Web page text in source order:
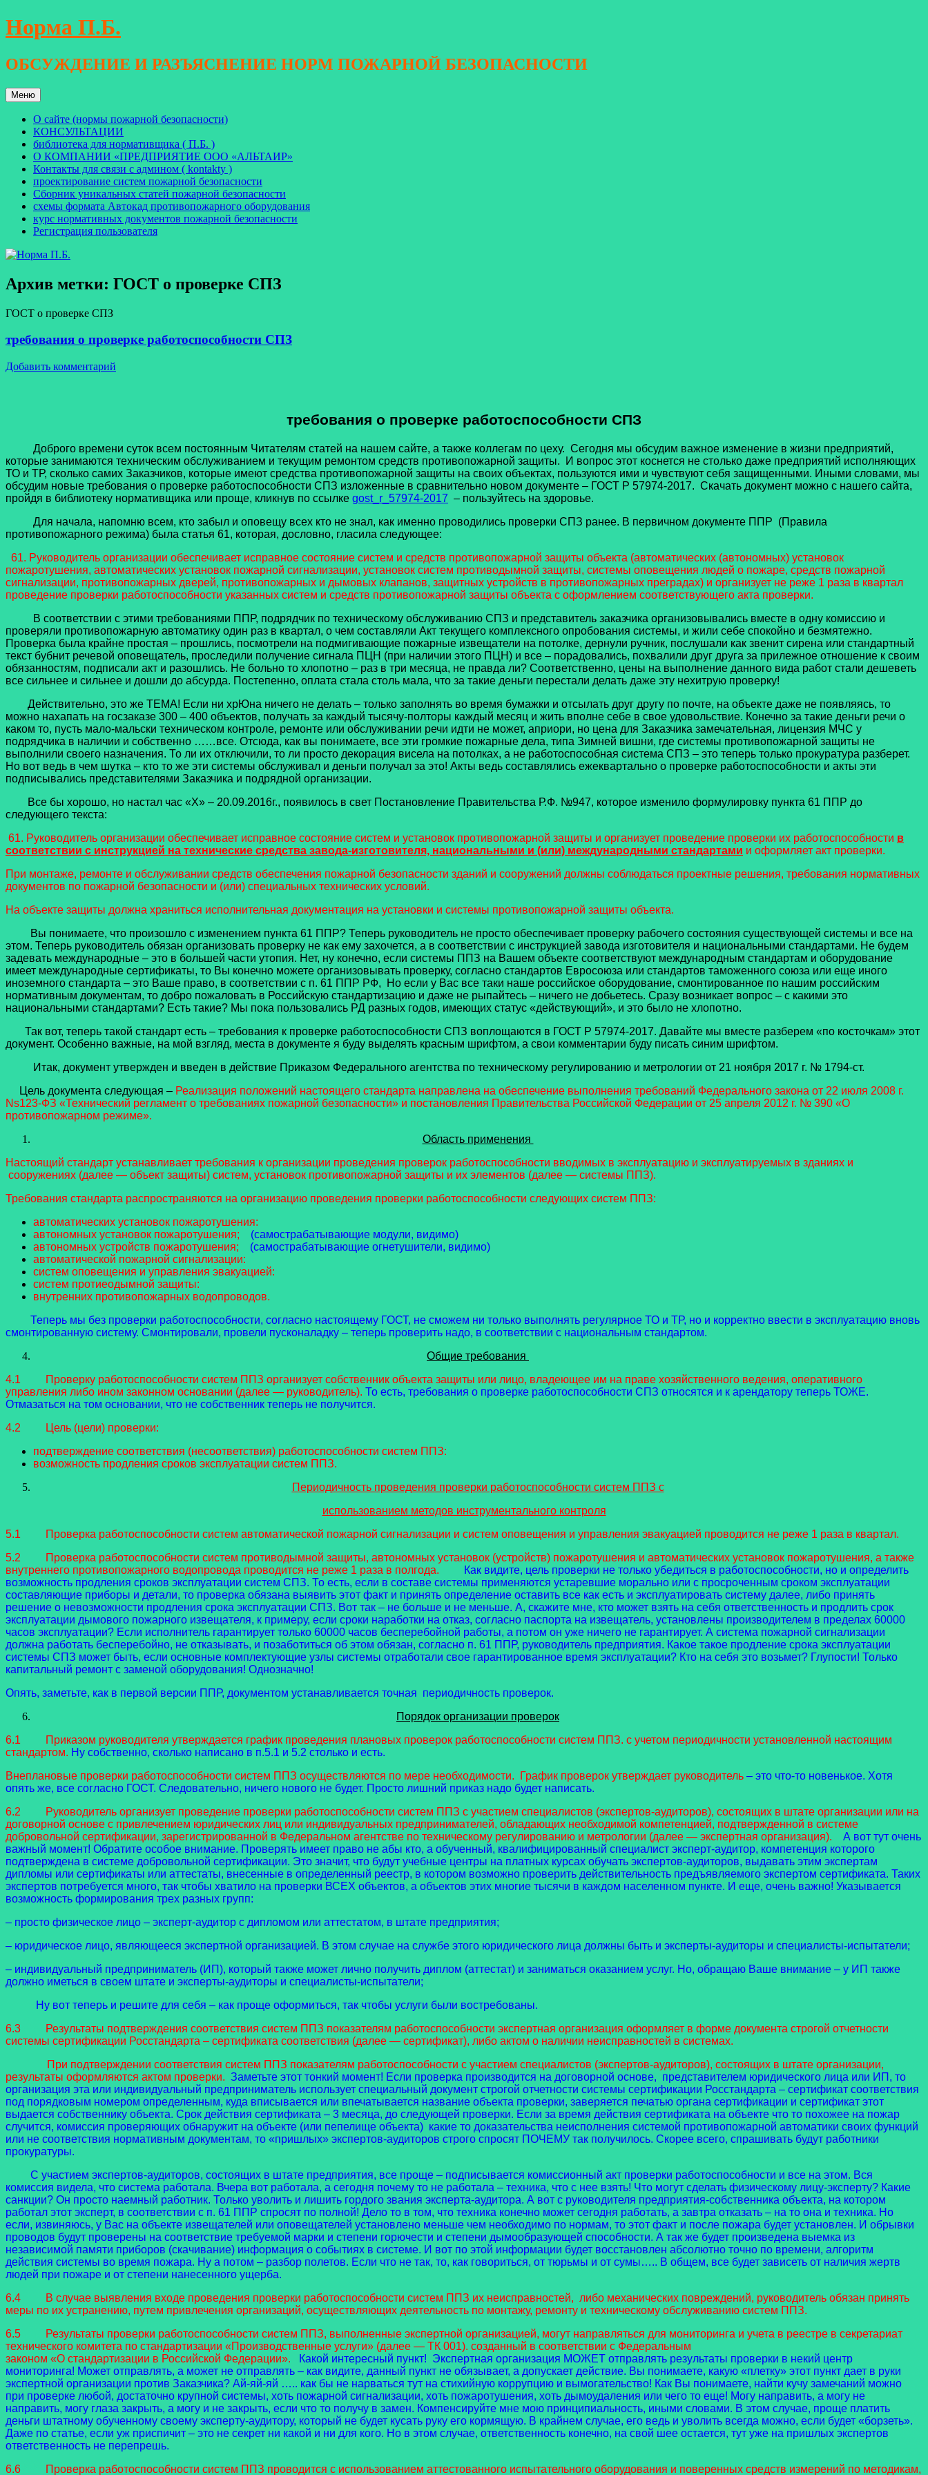
Перейти
к
Норма П.Б.
ОБСУЖДЕНИЕ И РАЗЪЯСНЕНИЕ НОРМ ПОЖАРНОЙ БЕЗОПАСНОСТИ
Меню
О сайте (нормы пожарной безопасности)
КОНСУЛЬТАЦИИ
библиотека для нормативщика ( П.Б. )
О КОМПАНИИ «ПРЕДПРИЯТИЕ ООО «АЛЬТАИР»
Контакты для связи с админом ( kontakty )
проектирование систем пожарной безопасности
Сборник уникальных статей пожарной безопасности
схемы формата Автокад противопожарного оборудования
курс нормативных документов пожарной безопасности
Регистрация пользователя
Архив метки: ГОСТ о проверке СПЗ
ГОСТ о проверке СПЗ
требования о проверке работоспособности СПЗ
Добавить комментарий
требования о проверке работоспособности СПЗ
Доброго времени суток всем постоянным Читателям статей на нашем сайте, а также коллегам по цеху. Сегодня мы обсудим важное изменение в жизни предприятий,
которые занимаются техническим обслуживанием и текущим ремонтом средств противопожарной защиты. И вопрос этот коснется не столько даже предприятий исполняющих
ТО и ТР, сколько самих Заказчиков, которые имеют средства противопожарной защиты на своих объектах, пользуются ими и чувствуют себя защищенными. Иными словами, мы
обсудим новые требования о проверке работоспособности СПЗ изложенные в сравнительно новом документе – ГОСТ Р 57974-2017. Скачать документ можно с нашего сайта,
пройдя в библиотеку нормативщика или проще, кликнув по ссылке gost_r_57974-2017 – пользуйтесь на здоровье.
Для начала, напомню всем, кто забыл и оповещу всех кто не знал, как именно проводились проверки СПЗ ранее. В первичном документе ППР (Правила
противопожарного режима) была статья 61, которая, дословно, гласила следующее:
61. Руководитель организации обеспечивает исправное состояние систем и средств противопожарной защиты объекта (автоматических (автономных) установок
пожаротушения, автоматических установок пожарной сигнализации, установок систем противодымной защиты, системы оповещения людей о пожаре, средств пожарной
сигнализации, противопожарных дверей, противопожарных и дымовых клапанов, защитных устройств в противопожарных преградах) и организует не реже 1 раза в квартал
проведение проверки работоспособности указанных систем и средств противопожарной защиты объекта с оформлением соответствующего акта проверки.
В соответствии с этими требованиями ППР, подрядчик по техническому обслуживанию СПЗ и представитель заказчика организовывались вместе в одну комиссию и
проверяли противопожарную автоматику один раз в квартал, о чем составляли Акт текущего комплексного опробования системы, и жили себе спокойно и безмятежно.
Проверка была крайне простая – прошлись, посмотрели на подмигивающие пожарные извещатели на потолке, дернули ручник, послушали как звенит сирена или стандартный
текст бубнит речевой оповещатель, проследили получение сигнала ПЦН (при наличии этого ПЦН) и все – порадовались, похвалили друг друга за прилежное отношение к своим
обязанностям, подписали акт и разошлись. Не больно то хлопотно – раз в три месяца, не правда ли? Соответственно, цены на выполнение данного вида работ стали дешеветь
все сильнее и сильнее и дошли до абсурда. Постепенно, оплата стала столь мала, что за такие деньги перестали делать даже эту нехитрую проверку!
Действительно, это же ТЕМА! Если ни хрЮна ничего не делать – только заполнять во время бумажки и отсылать друг другу по почте, на объекте даже не появляясь, то
можно нахапать на госзаказе 300 – 400 объектов, получать за каждый тысячу-полторы каждый месяц и жить вполне себе в свое удовольствие. Конечно за такие деньги речи о
каком то, пусть мало-мальски техническом контроле, ремонте или обслуживании речи идти не может, априори, но цена для Заказчика замечательная, лицензия МЧС у
подрядчика в наличии и собственно ……все. Отсюда, как вы понимаете, все эти громкие пожарные дела, типа Зимней вишни, где системы противопожарной защиты не
выполнили своего назначения. То ли их отключили, то ли просто декорация висела на потолках, а не работоспособная система СПЗ – это теперь только прокуратура разберет.
Но вот ведь в чем шутка – кто то же эти системы обслуживал и деньги получал за это! Акты ведь составлялись ежеквартально о проверке работоспособности и акты эти
подписывались представителями Заказчика и подрядной организации.
Все бы хорошо, но настал час «Х» – 20.09.2016г., появилось в свет Постановление Правительства Р.Ф. №947, которое изменило формулировку пункта 61 ППР до
следующего текста:
61. Руководитель организации обеспечивает исправное состояние систем и установок противопожарной защиты и организует проведение проверки их работоспособности в
соответствии с инструкцией на технические средства завода-изготовителя, национальными и (или) международными стандартами и оформляет акт проверки.
При монтаже, ремонте и обслуживании средств обеспечения пожарной безопасности зданий и сооружений должны соблюдаться проектные решения, требования нормативных
документов по пожарной безопасности и (или) специальных технических условий.
На объекте защиты должна храниться исполнительная документация на установки и системы противопожарной защиты объекта.
Вы понимаете, что произошло с изменением пункта 61 ППР? Теперь руководитель не просто обеспечивает проверку рабочего состояния существующей системы и все на
этом. Теперь руководитель обязан организовать проверку не как ему захочется, а в соответствии с инструкцией завода изготовителя и национальными стандартами. Не будем
задевать международные – это в большей части утопия. Нет, ну конечно, если системы ППЗ на Вашем объекте соответствуют международным стандартам и оборудование
имеет международные сертификаты, то Вы конечно можете организовывать проверку, согласно стандартов Евросоюза или стандартов таможенного союза или еще иного
иноземного стандарта – это Ваше право, в соответствии с п. 61 ППР РФ, Но если у Вас все таки наше российское оборудование, смонтированное по нашим российским
нормативным документам, то добро пожаловать в Российскую стандартизацию и даже не рыпайтесь – ничего не добьетесь. Сразу возникает вопрос – с какими это
национальными стандартами? Есть такие? Мы пока пользовались РД разных годов, имеющих статус «действующий», и это было не хлопотно.
Так вот, теперь такой стандарт есть – требования к проверке работоспособности СПЗ воплощаются в ГОСТ Р 57974-2017. Давайте мы вместе разберем «по косточкам» этот
документ. Особенно важные, на мой взгляд, места в документе я буду выделять красным шрифтом, а свои комментарии буду писать синим шрифтом.
Итак, документ утвержден и введен в действие Приказом Федерального агентства по техническому регулированию и метрологии от 21 ноября 2017 г. № 1794-ст.
Цель документа следующая – Реализация положений настоящего стандарта направлена на обеспечение выполнения требований Федерального закона от 22 июля 2008 г.
Ns123-ФЗ «Технический регламент о требованиях пожарной безопасности» и постановления Правительства Российской Федерации от 25 апреля 2012 г. № 390 «О
противопожарном режиме».
Область применения
Настоящий стандарт устанавливает требования к организации проведения проверок работоспособности вводимых в эксплуатацию и эксплуатируемых в зданиях и
сооружениях (далее — объект защиты) систем, установок противопожарной защиты и их элементов (далее — системы ППЗ).
Требования стандарта распространяются на организацию проведения проверки работоспособности следующих систем ППЗ:
автоматических установок пожаротушения:
автономных установок пожаротушения;
(самострабатывающие модули, видимо)
автономных устройств пожаротушения;
(самострабатывающие огнетушители, видимо)
автоматической пожарной сигнализации:
систем оповещения и управления эвакуацией:
систем протиеодымной защиты:
внутренних противопожарных водопроводов.
Теперь мы без проверки работоспособности, согласно настоящему ГОСТ, не сможем ни только выполнять регулярное ТО и ТР, но и корректно ввести в эксплуатацию вновь
смонтированную систему. Смонтировали, провели пусконаладку – теперь проверить надо, в соответствии с национальным стандартом.
Общие требования
4.1 Проверку работоспособности систем ППЗ организует собственник объекта защиты или лицо, владеющее им на праве хозяйственного ведения, оперативного
управления либо ином законном основании (далее — руководитель). То есть, требования о проверке работоспособности СПЗ относятся и к арендатору теперь ТОЖЕ.
Отмазаться на том основании, что не собственник теперь не получится.
4.2 Цель (цели) проверки:
подтверждение соответствия (несоответствия) работоспособности систем ППЗ:
возможность продления сроков эксплуатации систем ППЗ.
Периодичность проведения проверки работоспособности систем ППЗ с
использованием методов инструментального контроля
5.1 Проверка работоспособности систем автоматической пожарной сигнализации и систем оповещения и управления эвакуацией проводится не реже 1 раза в квартал.
5.2 Проверка работоспособности систем противодымной защиты, автономных установок (устройств) пожаротушения и автоматических установок пожаротушения, а также
внутреннего противопожарного водопровода проводится не реже 1 раза в полгода.
Как видите, цель проверки не только убедиться в работоспособности, но и определить
возможность продления сроков эксплуатации систем СПЗ. То есть, если в составе системы применяются устаревшие морально или с просроченным сроком эксплуатации
составляющие приборы и детали, то проверка обязана выявить этот факт и принять определение оставить все как есть и эксплуатировать систему далее, либо принять
решение о невозможности продления срока эксплуатации СПЗ. Вот так – не больше и не меньше. А, скажите мне, кто может взять на себя ответственность и продлить срок
эксплуатации дымового пожарного извещателя, к примеру, если сроки наработки на отказ, согласно паспорта на извещатель, установлены производителем в пределах 60000
часов эксплуатации? Если исполнитель гарантирует только 60000 часов бесперебойной работы, а потом он уже ничего не гарантирует. А система пожарной сигнализации
должна работать бесперебойно, не отказывать, и позаботиться об этом обязан, согласно п. 61 ППР, руководитель предприятия. Какое такое продление срока эксплуатации
системы СПЗ может быть, если основные комплектующие узлы системы отработали свое гарантированное время эксплуатации? Кто на себя это возьмет? Глупости! Только
капитальный ремонт с заменой оборудования! Однозначно!
Опять, заметьте, как в первой версии ППР, документом устанавливается точная периодичность проверок.
Порядок организации проверок
6.1 Приказом руководителя утверждается график проведения плановых проверок работоспособности систем ППЗ. с учетом периодичности установленной настоящим
стандартом. Ну собственно, сколько написано в п.5.1 и 5.2 столько и есть.
Внеплановые проверки работоспособности систем ППЗ осуществляются по мере необходимости.
График проверок утверждает руководитель – это что-то новенькое. Хотя
опять же, все согласно ГОСТ. Следовательно, ничего нового не будет. Просто лишний приказ надо будет написать.
6.2 Руководитель организует проведение проверки работоспособности систем ППЗ с участием специалистов (экспертов-аудиторов), состоящих в штате организации или на
договорной основе с привлечением юридических лиц или индивидуальных предпринимателей, обладающих необходимой компетенцией, подтвержденной в системе
добровольной сертификации, зарегистрированной в Федеральном агентстве по техническому регулированию и метрологии (далее — экспертная организация).
А вот тут очень
важный момент! Обратите особое внимание. Проверять имеет право не абы кто, а обученный, квалифицированный специалист эксперт-аудитор, компетенция которого
подтверждена в системе добровольной сертификации. Это значит, что будут учебные центры на платных курсах обучать экспертов-аудиторов, выдавать этим экспертам
дипломы или сертификаты или аттестаты, внесенные в определенный реестр, в котором возможно проверить действительность предъявляемого экспертом сертификата. Таких
экспертов потребуется много, так чтобы хватило на проверки ВСЕХ объектов, а объектов этих многие тысячи в каждом населенном пункте. И еще, очень важно! Указывается
возможность формирования трех разных групп:
– просто физическое лицо – эксперт-аудитор с дипломом или аттестатом, в штате предприятия;
– юридическое лицо, являющееся экспертной организацией. В этом случае на службе этого юридического лица должны быть и эксперты-аудиторы и специалисты-испытатели;
– индивидуальный предприниматель (ИП), который также может лично получить диплом (аттестат) и заниматься оказанием услуг. Но, обращаю Ваше внимание – у ИП также
должно иметься в своем штате и эксперты-аудиторы и специалисты-испытатели;
Ну вот теперь и решите для себя – как проще оформиться, так чтобы услуги были востребованы.
6.3 Результаты подтверждения соответствия систем ППЗ показателям работоспособности экспертная организация оформляет в форме документа строгой отчетности
системы сертификации Росстандарта – сертификата соответствия (далее — сертификат), либо актом о наличии неисправностей в системах.
При подтверждении соответствия систем ППЗ показателям работоспособности с участием специалистов (экспертов-аудиторов), состоящих в штате организации,
результаты оформляются актом проверки. Заметьте этот тонкий момент! Если проверка производится на договорной основе, представителем юридического лица или ИП, то
организация эта или индивидуальный предприниматель использует специальный документ строгой отчетности системы сертификации Росстандарта – сертификат соответствия
под порядковым номером определенным, куда вписывается или впечатывается название объекта проверки, заверяется печатью органа сертификации и сертификат этот
выдается собственнику объекта. Срок действия сертификата – 3 месяца, до следующей проверки. Если за время действия сертификата на объекте что то похожее на пожар
случится, комиссия проверяющих обнаружит на объекте (или пепелище объекта) какие то доказательства неисполнения системой противопожарной автоматики своих функций
или не соответствия нормативным документам, то «пришлых» экспертов-аудиторов строго спросят ПОЧЕМУ так получилось. Скорее всего, спрашивать будут работники
прокуратуры.
С участием экспертов-аудиторов, состоящих в штате предприятия, все проще – подписывается комиссионный акт проверки работоспособности и все на этом. Вся
комиссия видела, что система работала. Вчера вот работала, а сегодня почему то не работала – техника, что с нее взять! Что могут сделать физическому лицу-эксперту? Какие
санкции? Он просто наемный работник. Только уволить и лишить гордого звания эксперта-аудитора. А вот с руководителя предприятия-собственника объекта, на котором
работал этот эксперт, в соответствии с п. 61 ППР спросят по полной! Дело то в том, что техника конечно может сегодня работать, а завтра отказать – на то она и техника. Но
если, извиняюсь, у Вас на объекте извещателей или оповещателей установлено меньше чем необходимо по нормам, то этот факт и после пожара будет установлен. И обрывки
проводов будут проверены на соответствие требуемой марки и степени горючести и степени дымообразующей способности. А так же будет произведена выемка из
независимой памяти приборов (скачивание) информация о событиях в системе. И вот по этой информации будет восстановлен абсолютно точно по времени, алгоритм
действия системы во время пожара. Ну а потом – разбор полетов. Если что не так, то, как говориться, от тюрьмы и от сумы….. В общем, все будет зависеть от наличия жертв
людей при пожаре и от степени нанесенного ущерба.
6.4 В случае выявления входе проведения проверки работоспособности систем ППЗ их неисправностей, либо механических повреждений, руководитель обязан принять
меры по их устранению, путем привлечения организаций, осуществляющих деятельность по монтажу, ремонту и техническому обслуживанию систем ППЗ.
6.5 Результаты проверки работоспособности систем ППЗ, выполненные экспертной организацией, могут направляться для мониторинга и учета в реестре в секретариат
технического комитета по стандартизации «Производственные услуги» (далее — ТК 001). созданный в соответствии с Федеральным
законом «О стандартизации в Российской Федерации».
Какой интересный пункт! Экспертная организация МОЖЕТ отправлять результаты проверки в некий центр
мониторинга! Может отправлять, а может не отправлять – как видите, данный пункт не обязывает, а допускает действие. Вы понимаете, какую «плетку» этот пункт дает в руки
экспертной организации против Заказчика? Ай-яй-яй ….. как бы не нарваться тут на стихийную коррупцию и вымогательство! Как Вы понимаете, найти кучу замечаний можно
при проверке любой, достаточно крупной системы, хоть пожарной сигнализации, хоть пожаротушения, хоть дымоудаления или чего то еще! Могу направить, а могу не
направить, могу глаза закрыть, а могу и не закрыть, если что то получу в замен. Компенсируйте мне мою принципиальность, иными словами. В этом случае, проще платить
деньги штатному обученному своему эксперту-аудитору, который не будет кусать руку его кормящую. В крайнем случае, его ведь и уволить всегда можно, если будет «борзеть».
Даже по статье, если уж приспичит – это не секрет ни какой и ни для кого. Но в этом случае, ответственность конечно, на свой шее остается, тут уже на пришлых экспертов
ответственность не перепрешь.
6.6 Проверка работоспособности систем ППЗ проводится с использованием аттестованного испытательного оборудования и поверенных средств измерений по методикам,